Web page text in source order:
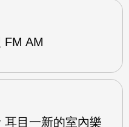
FM AM
耳目一新的室內樂